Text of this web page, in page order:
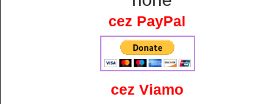
cez PayPal
cez Viamo